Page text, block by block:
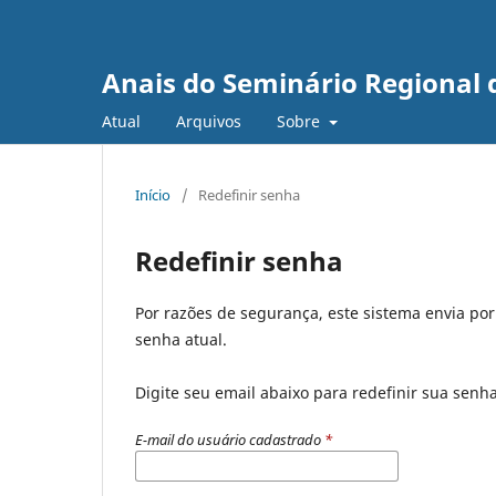
Anais do Seminário Regional
Atual Arquivos Sobre
Início / Redefinir senha
Redefinir senha
Por razões de segurança, este sistema envia
senha atual.
Digite seu email abaixo para redefinir sua
E-mail do usuário cadastrado *